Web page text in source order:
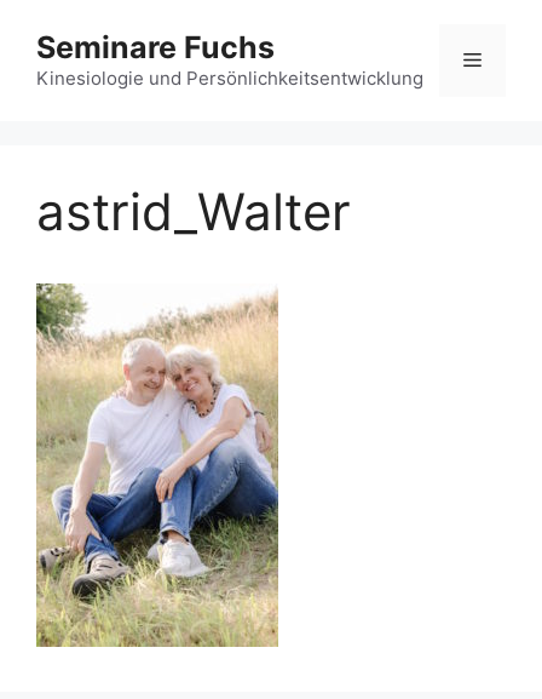
Inhalt
springen
Seminare Fuchs
Kinesiologie und Persönlichkeitsentwicklung
Menü
astrid_Walter